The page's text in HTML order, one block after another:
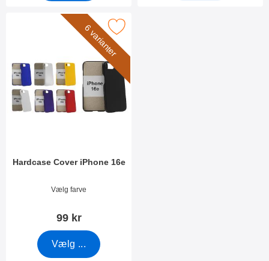
6 varianter
Hardcase Cover iPhone 16e
Varenr 52862Vælg farve
99 kr
Vælg ...
Marker hardcase Cover iPhone 16e som favorit